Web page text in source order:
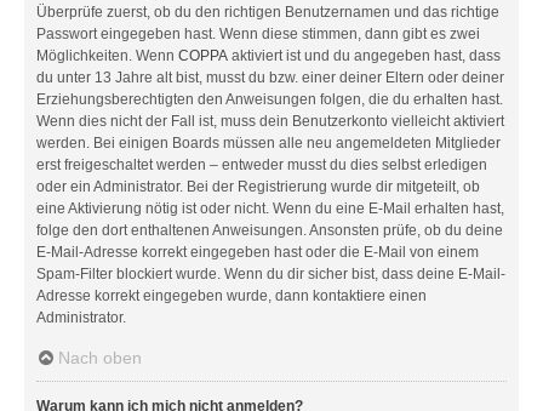
Überprüfe zuerst, ob du den richtigen Benutzernamen und das richtige
Passwort eingegeben hast. Wenn diese stimmen, dann gibt es zwei
Möglichkeiten. Wenn COPPA aktiviert ist und du angegeben hast, dass
du unter 13 Jahre alt bist, musst du bzw. einer deiner Eltern oder deiner
Erziehungsberechtigten den Anweisungen folgen, die du erhalten hast.
Wenn dies nicht der Fall ist, muss dein Benutzerkonto vielleicht aktiviert
werden. Bei einigen Boards müssen alle neu angemeldeten Mitglieder
erst freigeschaltet werden – entweder musst du dies selbst erledigen
oder ein Administrator. Bei der Registrierung wurde dir mitgeteilt, ob
eine Aktivierung nötig ist oder nicht. Wenn du eine E-Mail erhalten hast,
folge den dort enthaltenen Anweisungen. Ansonsten prüfe, ob du deine
E-Mail-Adresse korrekt eingegeben hast oder die E-Mail von einem
Spam-Filter blockiert wurde. Wenn du dir sicher bist, dass deine E-Mail-
Adresse korrekt eingegeben wurde, dann kontaktiere einen
Administrator.
Nach oben
Warum kann ich mich nicht anmelden?